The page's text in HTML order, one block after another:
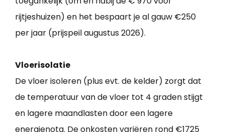
rijtjeshuizen) en het bespaart je al gauw €250
per jaar (prijspeil augustus 2026).
Vloerisolatie
De vloer isoleren (plus evt. de kelder) zorgt dat
de temperatuur van de vloer tot 4 graden stijgt
en lagere maandlasten door een lagere
energienota. De onkosten variëren rond €1725